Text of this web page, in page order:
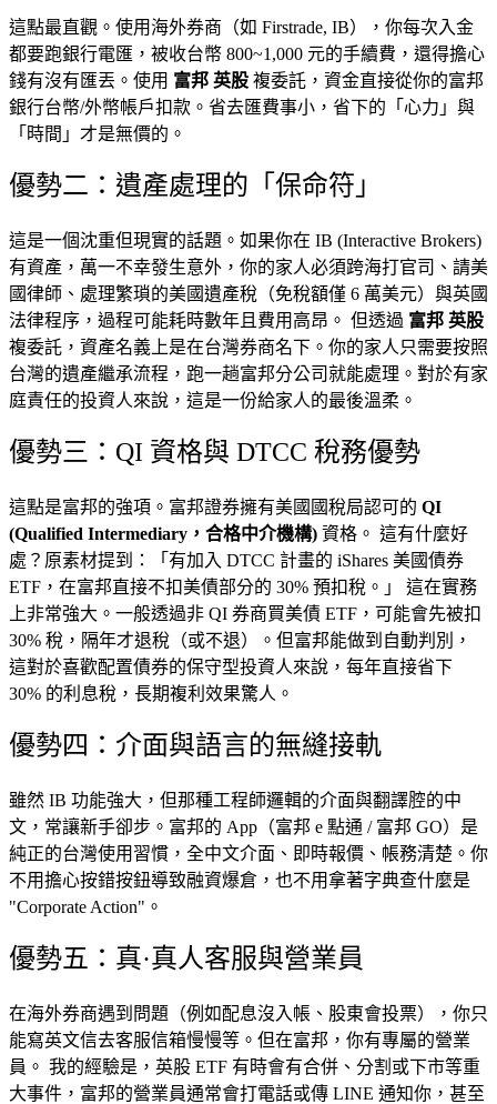
這點最直觀。使用海外券商（如 Firstrade, IB），你每次入金
都要跑銀行電匯，被收台幣 800~1,000 元的手續費，還得擔心
錢有沒有匯丟。使用 富邦 英股 複委託，資金直接從你的富邦
銀行台幣/外幣帳戶扣款。省去匯費事小，省下的「心力」與
「時間」才是無價的。
優勢二：遺產處理的「保命符」
這是一個沈重但現實的話題。如果你在 IB (Interactive Brokers)
有資產，萬一不幸發生意外，你的家人必須跨海打官司、請美
國律師、處理繁瑣的美國遺產稅（免稅額僅 6 萬美元）與英國
法律程序，過程可能耗時數年且費用高昂。 但透過 富邦 英股
複委託，資產名義上是在台灣券商名下。你的家人只需要按照
台灣的遺產繼承流程，跑一趟富邦分公司就能處理。對於有家
庭責任的投資人來說，這是一份給家人的最後溫柔。
優勢三：QI 資格與 DTCC 稅務優勢
這點是富邦的強項。富邦證券擁有美國國稅局認可的 QI
(Qualified Intermediary，合格中介機構) 資格。 這有什麼好
處？原素材提到：「有加入 DTCC 計畫的 iShares 美國債券
ETF，在富邦直接不扣美債部分的 30% 預扣稅。」 這在實務
上非常強大。一般透過非 QI 券商買美債 ETF，可能會先被扣
30% 稅，隔年才退稅（或不退）。但富邦能做到自動判別，
這對於喜歡配置債券的保守型投資人來說，每年直接省下
30% 的利息稅，長期複利效果驚人。
優勢四：介面與語言的無縫接軌
雖然 IB 功能強大，但那種工程師邏輯的介面與翻譯腔的中
文，常讓新手卻步。富邦的 App（富邦 e 點通 / 富邦 GO）是
純正的台灣使用習慣，全中文介面、即時報價、帳務清楚。你
不用擔心按錯按鈕導致融資爆倉，也不用拿著字典查什麼是
"Corporate Action"。
優勢五：真·真人客服與營業員
在海外券商遇到問題（例如配息沒入帳、股東會投票），你只
能寫英文信去客服信箱慢慢等。但在富邦，你有專屬的營業
員。 我的經驗是，英股 ETF 有時會有合併、分割或下市等重
大事件，富邦的營業員通常會打電話或傳 LINE 通知你，甚至